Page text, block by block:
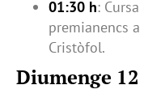
01:30 h:
premianencs a
Cristòfol.
Diumenge